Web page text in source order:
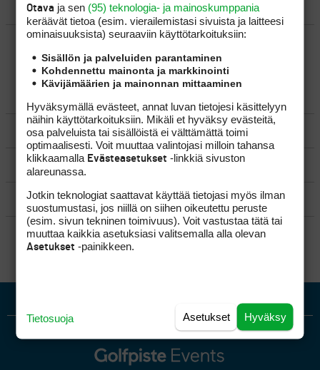
OHJEET
UUSIMMAT VIESTIKETJUT
VÄLINEET
MATKAILU
KILPAGOLF & HARJOITTELU
SÄÄNNÖT
Otava ja sen (95) teknologia- ja mainoskumppania
keräävät tietoa (esim. vierailemis­tasi sivuista ja laitteesi
ominaisuuk­sista) seuraaviin käyttötarkoituksiin:
Sisällön ja palveluiden parantaminen
Kohdennettu mainonta ja markkinointi
Kävijämäärien ja mainonnan mittaaminen
Hyväksymällä evästeet, annat luvan tietojesi käsittelyyn
näihin käyttötarkoituksiin. Mikäli et hyväksy evästeitä,
osa palveluista tai sisällöistä ei välttämättä toimi
optimaalisesti. Voit muuttaa valintojasi milloin tahansa
klikkaamalla Evästeasetukset -linkkiä sivuston
alareunassa.
Jotkin teknologiat saattavat käyttää tietojasi myös ilman
suostumustasi, jos niillä on siihen oikeutettu peruste
(esim. sivun tekninen toimivuus). Voit vastustaa tätä tai
muuttaa kaikkia asetuksiasi valitsemalla alla olevan
Asetukset -painikkeen.
Hyväksy
Asetukset
Tietosuoja